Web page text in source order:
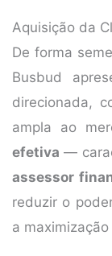
Aquisição da
De forma
Busbud
direcionada,
ampla ao
efetiva —
assessor
reduzir o
a